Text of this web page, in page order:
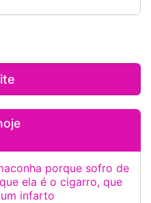
porque sofro de
ela é o cigarro, que
infarto